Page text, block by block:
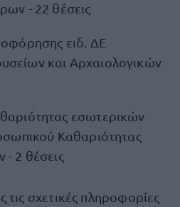
- 22 θέσεις
ειδ. ΔΕ
και Αρχαιολογικών
εσωτερικών
Καθαριότητας
2 θέσεις
τις σχετικές πληροφορίες